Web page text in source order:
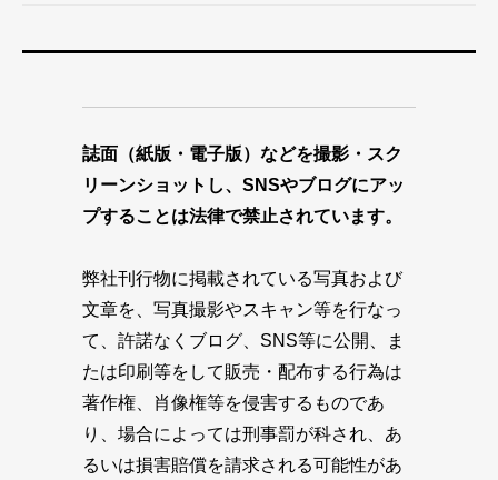
誌面（紙版・電子版）などを撮影・スク
リーンショットし、SNSやブログにアッ
プすることは法律で禁止されています。
弊社刊行物に掲載されている写真および
文章を、写真撮影やスキャン等を行なっ
て、許諾なくブログ、SNS等に公開、ま
たは印刷等をして販売・配布する行為は
著作権、肖像権等を侵害するものであ
り、場合によっては刑事罰が科され、あ
るいは損害賠償を請求される可能性があ